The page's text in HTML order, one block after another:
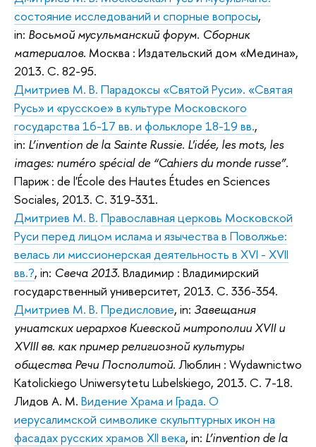
состояние исследований и спорные вопросы,
in: Восьмой мусульманский форум. Сборник
материалов. Москва : Издательский дом «Медина»,
2013. С. 82-95.
Дмитриев М. В. Парадоксы «Святой Руси». «Святая
Русь» и «русское» в культуре Московского
государства 16-17 вв. и фольклоре 18-19 вв.,
in: L’invention de la Sainte Russie. L'idée, les mots, les
images: numéro spécial de “Cahiers du monde russe”.
Париж : de l'École des Hautes Études en Sciences
Sociales, 2013. С. 319-331.
Дмитриев М. В. Православная церковь Московской
Руси перед лицом ислама и язычества в Поволжье:
велась ли миссионерская деятельность в XVI - XVII
вв.?, in: Свеча 2013. Владимир : Владимирский
государственный университет, 2013. С. 336-354.
Дмитриев М. В. Предисловие, in: Завещания
униатских иерархов Киевской митрополии XVII и
XVIII вв. как пример религиозной культуры
общества Речи Посполитой. Люблин : Wydawnictwo
Katolickiego Uniwersytetu Lubelskiego, 2013. С. 7-18.
Лидов А. М. Видение Храма и Града. О
иерусалимской символике скульптурных икон на
фасадах русских храмов XII века, in: L’invention de la